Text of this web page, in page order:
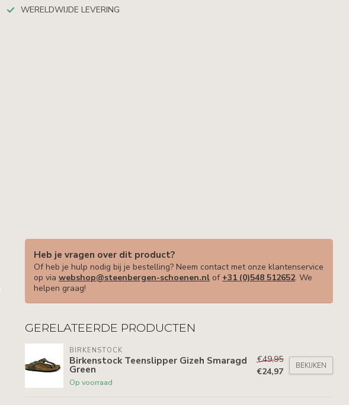
WERELDWIJDE LEVERING
Heb je vragen over dit product?
Of heb je hulp nodig bij je bestelling? Neem contact met onze klantenservice
op via webshop@steenbergen-schoenen.nl of +31 (0)548 512652. We
helpen graag!
GERELATEERDE PRODUCTEN
BIRKENSTOCK
Birkenstock Teenslipper Gizeh Smaragd
Green
Op voorraad
€49,95
€24,97
BEKIJKEN